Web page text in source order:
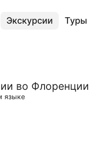
Экскурсии Туры
во Флоренции
языке